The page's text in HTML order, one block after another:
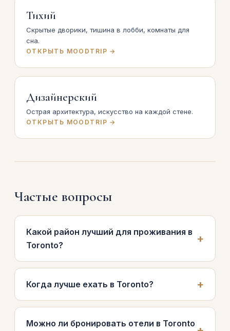
Тихий
Скрытые дворики, тишина в лобби, комнаты для
сна.
ОТКРЫТЬ MOODTRIP →
Дизайнерский
Острая архитектура, искусство на каждой стене.
ОТКРЫТЬ MOODTRIP →
Частые вопросы
Какой район лучший для проживания в
Toronto?
Когда лучше ехать в Toronto?
Можно ли бронировать отели в Toronto